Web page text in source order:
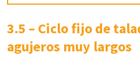
3.5 – Ciclo fijo de
agujeros muy largos